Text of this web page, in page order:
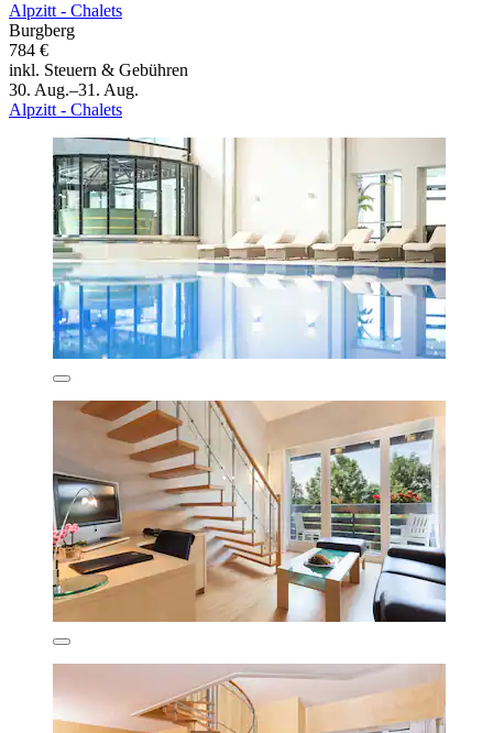
Alpzitt - Chalets
Burgberg
784 €
inkl. Steuern & Gebühren
30. Aug.–31. Aug.
Alpzitt - Chalets